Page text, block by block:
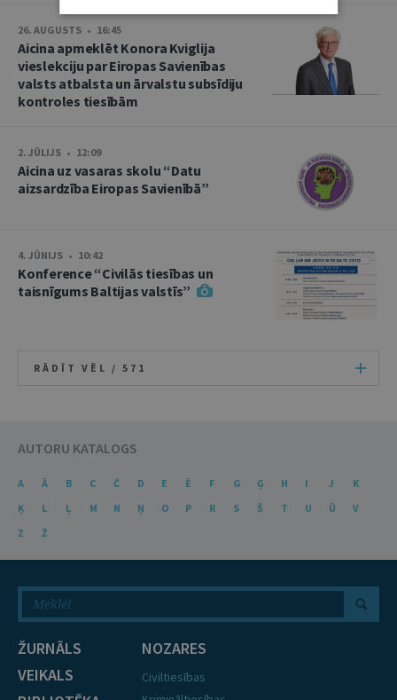
26. AUGUSTS • 16:45
Aicina apmeklēt Konora Kviglija
vieslekciju par Eiropas Savienības
valsts atbalsta un ārvalstu subsīdiju
kontroles tiesībām
2. JŪLIJS • 12:09
Aicina uz vasaras skolu “Datu
aizsardzība Eiropas Savienībā”
4. JŪNIJS • 10:42
Konference “Civilās tiesības un
taisnīgums Baltijas valstīs”
RĀDĪT VĒL / 571
AUTORU KATALOGS
A Ā B C Č D E Ē F G Ģ H I J
K
Ķ
L Ļ M N Ņ O P R S Š T U Ū
V
Z
Ž
ŽURNĀLS
VEIKALS
NOZARES
Civiltiesības